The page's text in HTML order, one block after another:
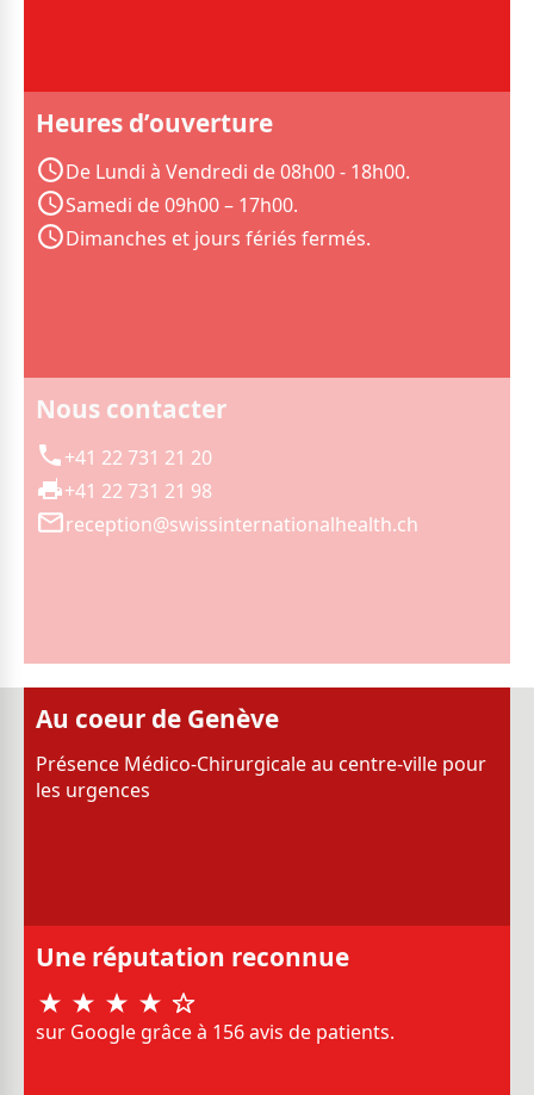
Heures d’ouverture
De Lundi à Vendredi de 08h00 - 18h00.
Samedi de 09h00 – 17h00.
Dimanches et jours fériés fermés.
Nous contacter
+41 22 731 21 20
+41 22 731 21 98
reception@swissinternationalhealth.ch
Au coeur de Genève
Présence Médico-Chirurgicale au centre-ville pour
les urgences
Une réputation reconnue
sur Google grâce à 156 avis de patients.